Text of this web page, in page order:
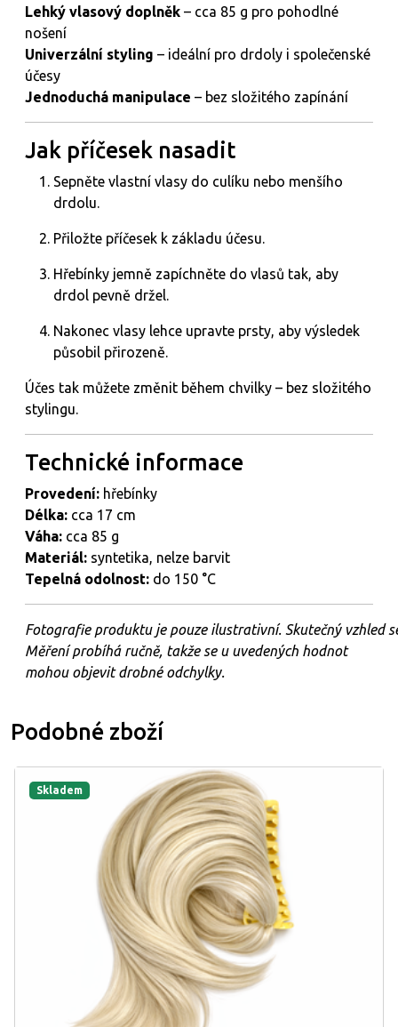
Lehký vlasový doplněk – cca 85 g pro pohodlné
nošení
Univerzální styling – ideální pro drdoly i společenské
účesy
Jednoduchá manipulace – bez složitého zapínání
Jak příčesek nasadit
Sepněte vlastní vlasy do culíku nebo menšího
drdolu.
Přiložte příčesek k základu účesu.
Hřebínky jemně zapíchněte do vlasů tak, aby
drdol pevně držel.
Nakonec vlasy lehce upravte prsty, aby výsledek
působil přirozeně.
Účes tak můžete změnit během chvilky – bez složitého
stylingu.
Technické informace
Provedení: hřebínky
Délka: cca 17 cm
Váha: cca 85 g
Materiál: syntetika, nelze barvit
Tepelná odolnost: do 150 °C
Fotografie produktu je pouze ilustrativní. Skutečný vzhled
Měření probíhá ručně, takže se u uvedených hodnot
mohou objevit drobné odchylky.
Podobné zboží
Skladem